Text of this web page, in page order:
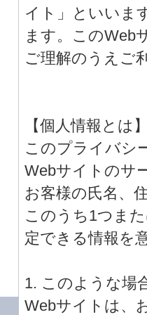
イト」といいま
ます。このWeb
ご理解のうえご
【個人情報とは
このプライバシ
Webサイトのサ
お客様の氏名、
このうち1つま
定できる情報を
1. このような場
Webサイトは、